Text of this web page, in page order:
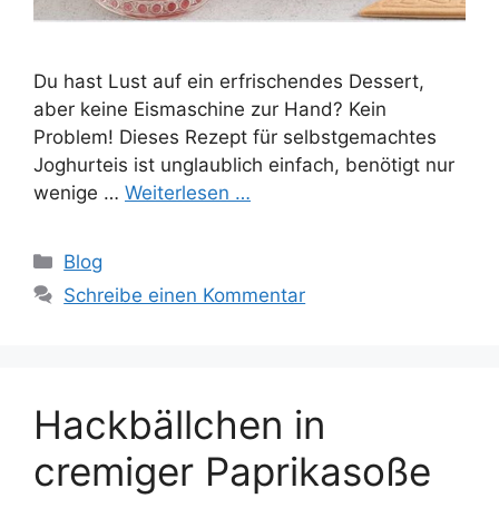
Du hast Lust auf ein erfrischendes Dessert,
aber keine Eismaschine zur Hand? Kein
Problem! Dieses Rezept für selbstgemachtes
Joghurteis ist unglaublich einfach, benötigt nur
wenige … Weiterlesen …
Kategorien
Blog
Schreibe einen Kommentar
Hackbällchen in
cremiger Paprikasoße